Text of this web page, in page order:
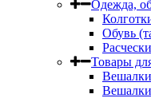
Одежда,
Обувь
Товары